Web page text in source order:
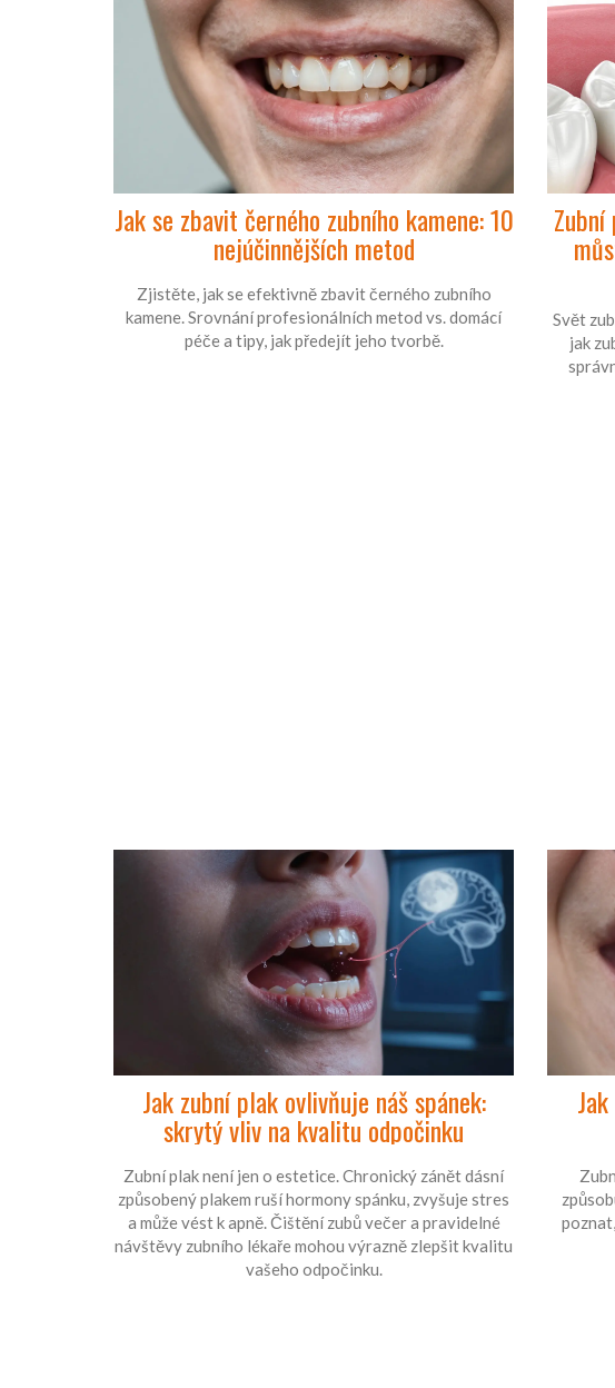
Jak se zbavit černého zubního kamene: 10
nejúčinnějších metod
Zjistěte, jak se efektivně zbavit černého zubního
kamene. Srovnání profesionálních metod vs. domácí
péče a tipy, jak předejít jeho tvorbě.
Svět
jak
Jak zubní plak ovlivňuje náš spánek:
skrytý vliv na kvalitu odpočinku
Zubní plak není jen o estetice. Chronický zánět dásní
způsobený plakem ruší hormony spánku, zvyšuje stres
a může vést k apně. Čištění zubů večer a pravidelné
návštěvy zubního lékaře mohou výrazně zlepšit kvalitu
vašeho odpočinku.